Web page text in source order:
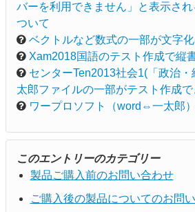
バーを利用できません」と表示さ
ついて
ベクトルなど数式の一部が文字
Xam2018国語のテスト作成で縦
センターTen2013社会1(「政治
太郎ファイルの一部がテスト作成で
ワープロソフト（word⇔一太郎
このエントリーのカテゴリー
製品ご購入前のお問い合わせ
ご購入後の製品についてのお問